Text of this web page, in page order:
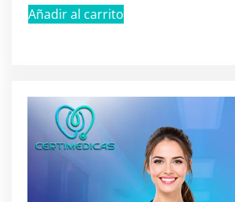
Añadir al carrito